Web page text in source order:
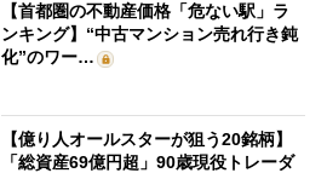
【首都圏の不動産価格「危ない駅」ラ
ンキング】“中古マンション売れ行き鈍
化”のワー…
【億り人オールスターが狙う20銘柄】
「総資産69億円超」90歳現役トレーダ